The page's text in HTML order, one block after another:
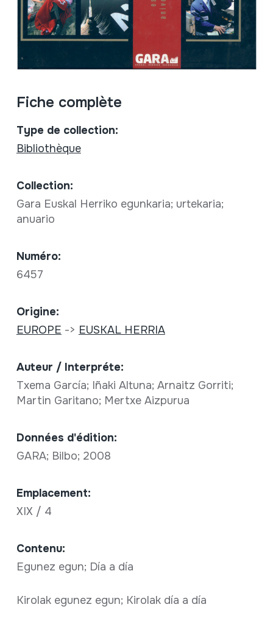
Fiche complète
Type de collection:
Bibliothèque
Collection:
Gara Euskal Herriko egunkaria; urtekaria;
anuario
Numéro:
6457
Origine:
EUROPE -> EUSKAL HERRIA
Auteur / Interpréte:
Txema García; Iñaki Altuna; Arnaitz Gorriti;
Martin Garitano; Mertxe Aizpurua
Données d'édition:
GARA; Bilbo; 2008
Emplacement:
XIX / 4
Contenu:
Egunez egun; Día a día
Kirolak egunez egun; Kirolak día a día